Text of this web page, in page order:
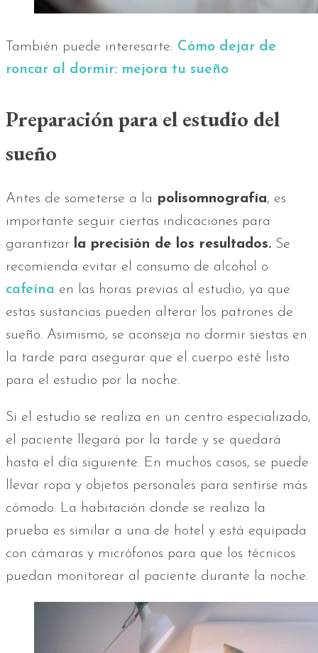
También puede interesarte: Cómo dejar de
roncar al dormir: mejora tu sueño
Preparación para el estudio del
sueño
Antes de someterse a la polisomnografía, es
importante seguir ciertas indicaciones para
garantizar la precisión de los resultados. Se
recomienda evitar el consumo de alcohol o
cafeína en las horas previas al estudio, ya que
estas sustancias pueden alterar los patrones de
sueño. Asimismo, se aconseja no dormir siestas en
la tarde para asegurar que el cuerpo esté listo
para el estudio por la noche.
Si el estudio se realiza en un centro especializado,
el paciente llegará por la tarde y se quedará
hasta el día siguiente. En muchos casos, se puede
llevar ropa y objetos personales para sentirse más
cómodo. La habitación donde se realiza la
prueba es similar a una de hotel y está equipada
con cámaras y micrófonos para que los técnicos
puedan monitorear al paciente durante la noche.